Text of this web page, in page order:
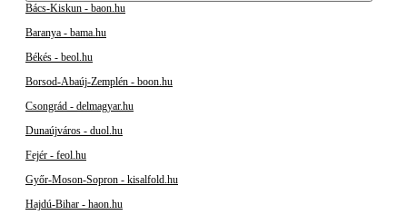
Bács-Kiskun - baon.hu
Baranya - bama.hu
Békés - beol.hu
Borsod-Abaúj-Zemplén - boon.hu
Csongrád - delmagyar.hu
Dunaújváros - duol.hu
Fejér - feol.hu
Győr-Moson-Sopron - kisalfold.hu
Hajdú-Bihar - haon.hu